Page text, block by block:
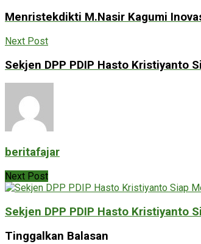
Menristekdikti M.Nasir Kagumi
Next Post
Sekjen DPP PDIP Hasto Kristiyanto
beritafajar
Next Post
Sekjen DPP PDIP Hasto Kristiyanto
Tinggalkan Balasan